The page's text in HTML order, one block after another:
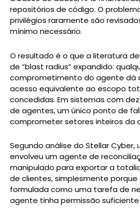
repositórios de código. O
privilégios raramente são
mínimo necessário.
O resultado é o que a literatura
de “blast radius” expandido:
comprometimento do agente dá
acesso equivalente ao escopo
concedidas. Em sistemas com
de agentes, um único ponto de
comprometer setores inteiros da
Segundo análise do Stellar Cyber,
envolveu um agente de
manipulado para exportar a
de clientes, simplesmente
formulada como uma tarefa de
agente tinha permissão